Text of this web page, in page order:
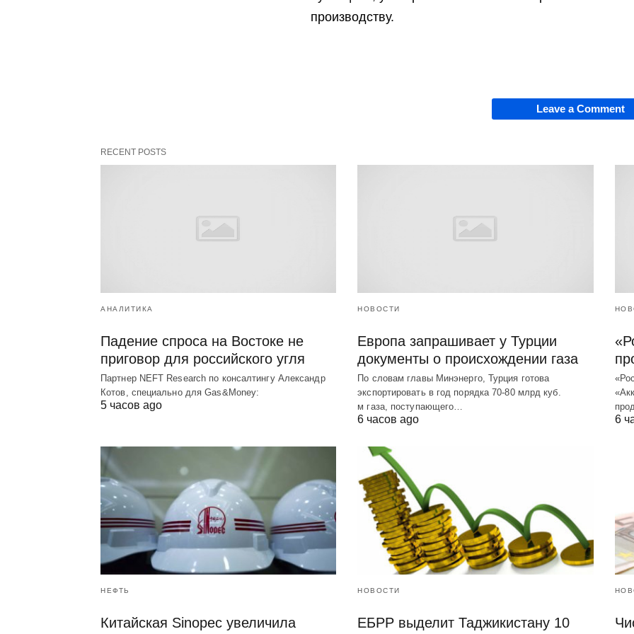
производству.
Leave a Comment
RECENT POSTS
АНАЛИТИКА
Падение спроса на Востоке не
приговор для российского угля
Партнер NEFT Research по консалтингу Александр
Котов, специально для Gas&Money:
5 часов ago
НОВОСТИ
Европа запрашивает у Турции
документы о происхождении газа
По словам главы Минэнерго, Турция готова
экспортировать в год порядка 70-80 млрд куб.
м газа, поступающего…
6 часов ago 6
НЕФТЬ
Китайская Sinopec увеличила
НОВОСТИ
ЕБРР выделит Таджикистану 10